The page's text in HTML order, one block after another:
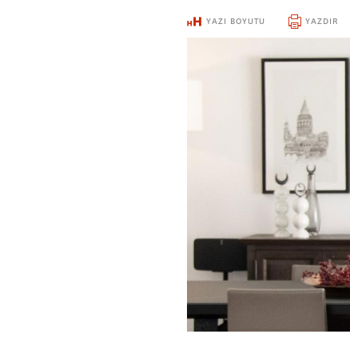
YAZI BOYUTU YAZDIR